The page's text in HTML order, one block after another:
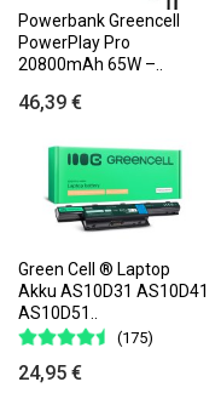
Powerbank Greencell
PowerPlay Pro
20800mAh 65W –..
46,39 €
Green Cell ® Laptop
Akku AS10D31 AS10D41
AS10D51..
(175)
24,95 €